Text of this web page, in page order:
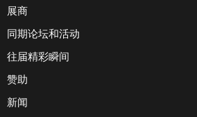
展商
同期论坛和活动
往届精彩瞬间
赞助
新闻